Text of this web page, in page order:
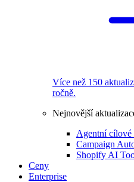
Více než 150
ročně.
Nejnovější
Agentní cílové
Campaign
Shopify AI
Ceny
Enterprise